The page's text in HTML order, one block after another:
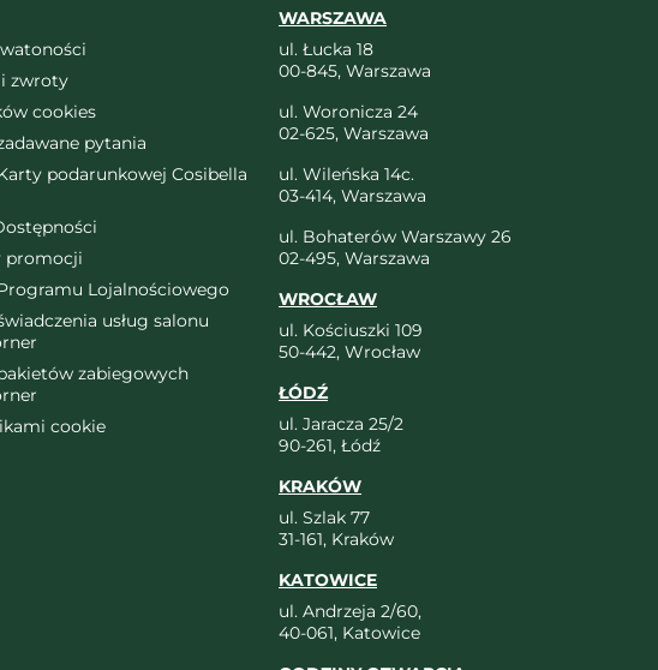
zwroty
cookies
pytania
podarunkowej Cosibella
promocji
Lojalnościowego
usług salonu
zabiegowych
cookie
WARSZAWA
ul. Łucka 18
00-845, Warszawa
ul. Woronicza 24
02-625, Warszawa
ul. Wileńska 14c.
03-414, Warszawa
ul. Bohaterów Warszawy 26
02-495, Warszawa
WROCŁAW
ul. Kościuszki 109
50-442, Wrocław
ŁÓDŹ
ul. Jaracza 25/2
90-261, Łódź
KRAKÓW
ul. Szlak 77
31-161, Kraków
KATOWICE
ul. Andrzeja 2/60,
40-061, Katowice